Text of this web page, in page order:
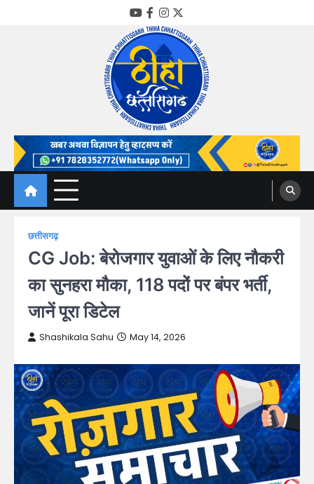
YouTube
Facebook
Instagram
Twitter
Thiha Chhattisgarh
गोठ जन-जन के
छत्तीसगढ़
CG Job: बेरोजगार युवाओं के लिए नौकरी
का सुनहरा मौका, 118 पदों पर बंपर भर्ती,
जानें पूरा डिटेल
Shashikala Sahu May 14, 2026